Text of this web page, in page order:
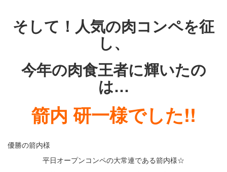
そして！人気の肉コンペを征
し、
今年の肉食王者に輝いたの
は…
箭内 研一様でした!!
優勝の箭内様
平日オープンコンペの大常連である箭内様☆